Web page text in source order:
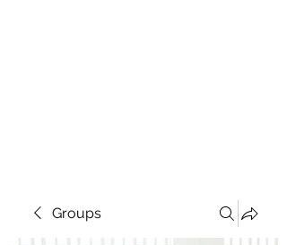
Groups